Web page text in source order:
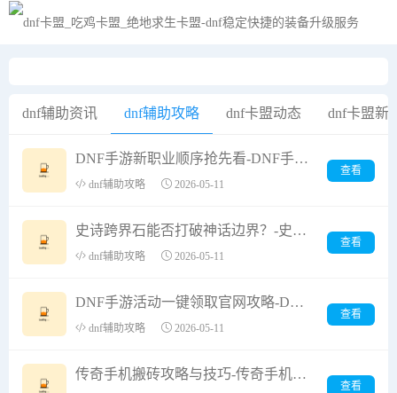
dnf辅助资讯 dnf辅助攻略 dnf卡盟动态 dnf卡盟新
DNF手游新职业顺序抢先看-DNF手游新职业上线顺序及玩法解析
dnf辅助攻略 2026-05-11
查看
史诗跨界石能否打破神话边界？-史诗跨界石如何跨界神话世界
dnf辅助攻略 2026-05-11
查看
DNF手游活动一键领取官网攻略-DNF手游官网活动一键领取教程与福利解析
dnf辅助攻略 2026-05-11
查看
传奇手机搬砖攻略与技巧-传奇手机搬砖教程：如何高效赚取金币和装备
查看